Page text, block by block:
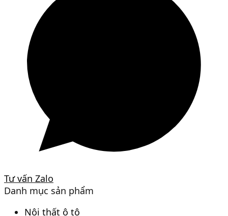
Tư vấn Zalo
Danh mục sản phẩm
Nội thất ô tô